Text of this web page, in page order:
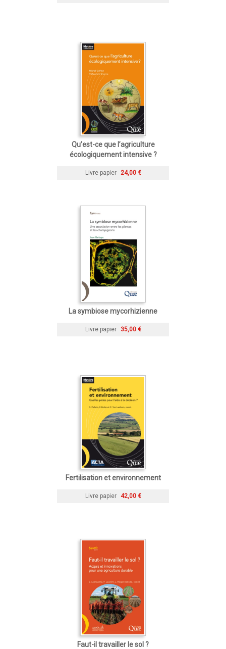
Qu’est-ce que l’agriculture
écologiquement intensive ?
Livre papier 24,00 €
La symbiose mycorhizienne
Livre papier 35,00 €
Fertilisation et environnement
Livre papier 42,00 €
Faut-il travailler le sol ?